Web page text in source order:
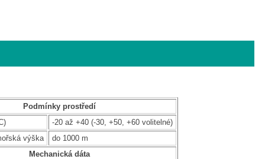
Podmínky prostředí
-20 až +40 (-30, +50, +60 volitelné)
výška
do 1000 m
Mechanická dáta